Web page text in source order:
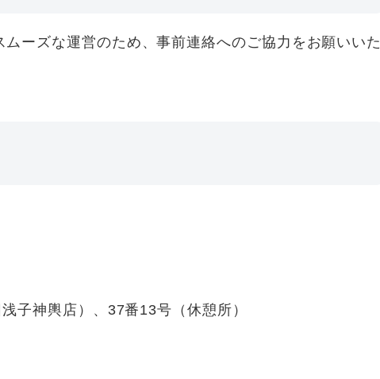
ーズな運営のため、事前連絡へのご協力をお願いいた
子神輿店）、37番13号（休憩所）